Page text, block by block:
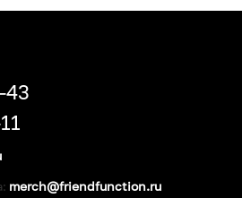
43
merch@friendfunction.ru